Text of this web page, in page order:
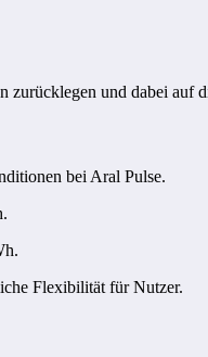
zurücklegen und dabei
bei Aral Pulse.
Flexibilität für Nutzer.